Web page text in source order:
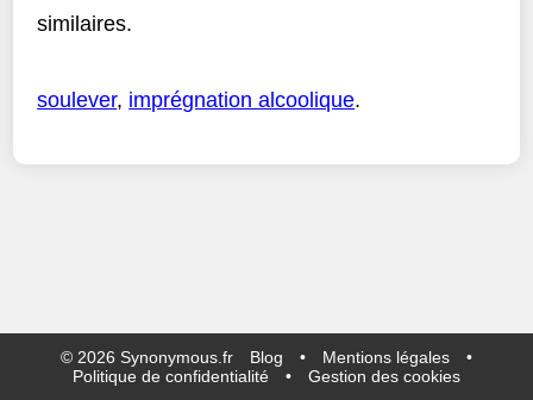
similaires.
soulever, imprégnation alcoolique.
© 2026 Synonymous.fr Blog • Mentions légales
•
Politique de confidentialité
• Gestion des cookies